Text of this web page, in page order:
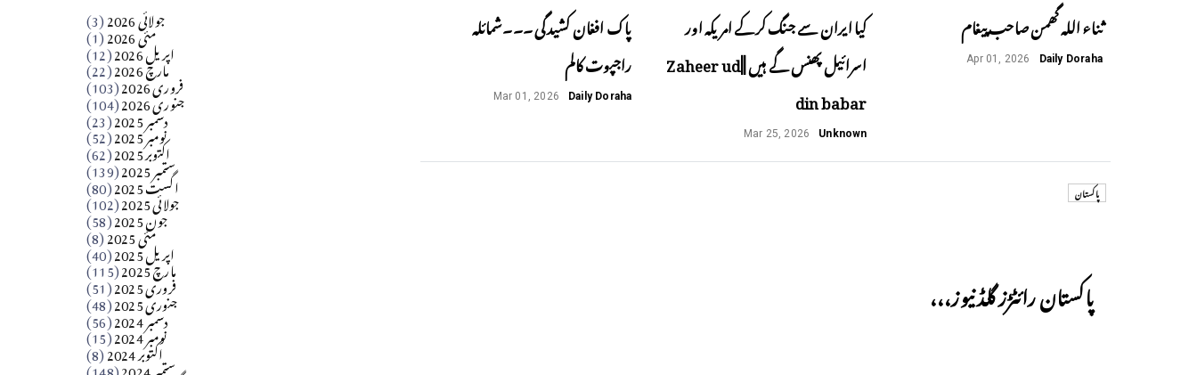
ثناء اللہ گھمن صاحب پیغام
Daily Doraha
Apr 01, 2026
کیا ایران سے جنگ کرکے امریکہ اور
اسرائیل پھنس گے ہیں ||Zaheer ud
din babar
Unknown
Mar 25, 2026
پاک افغان کشیدگی ۔۔۔شمائلہ
راجپوت کالم
Daily Doraha
Mar 01, 2026
پاکستان
پاکستان رائٹڑز گلڈ نیوز،،،
آزاد کشمیر جیسے احتجاج کی ضرورت ہے؟
جولائی 2026 (3) مئی 2026 (1) اپریل 2026 (12) مارچ 2026 (22) فروری 2026 (103) جنوری 2026 (104) دسمبر 2025 (23) نومبر 2025 (52) اکتوبر 2025 (62) ستمبر 2025 (139) اگست 2025 (80) جولائی 2025 (102) جون 2025 (58) مئی 2025 (8) اپریل 2025 (40) مارچ 2025 (115) فروری 2025 (51) جنوری 2025 (48) دسمبر 2024 (56) نومبر 2024 (15) اکتوبر 2024 (8)